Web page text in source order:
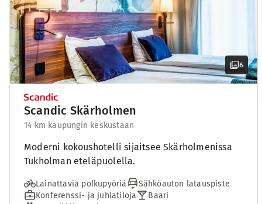
6
Scandic Skärholmen
14 km kaupungin keskustaan
Moderni kokoushotelli sijaitsee Skärholmenissa
Tukholman eteläpuolella.
Lainattavia polkupyöriä
Sähköauton latauspiste
Konferenssi- ja juhlatiloja
Baari